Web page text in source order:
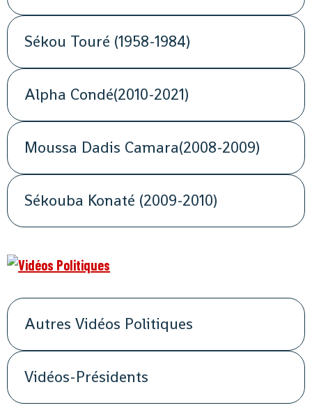
Sékou Touré (1958-1984)
Alpha Condé(2010-2021)
Moussa Dadis Camara(2008-2009)
Sékouba Konaté (2009-2010)
Autres Vidéos Politiques
Vidéos-Présidents